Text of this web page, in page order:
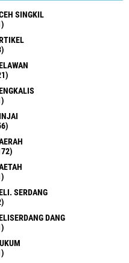
SINGKIL
SERDANG
DANG